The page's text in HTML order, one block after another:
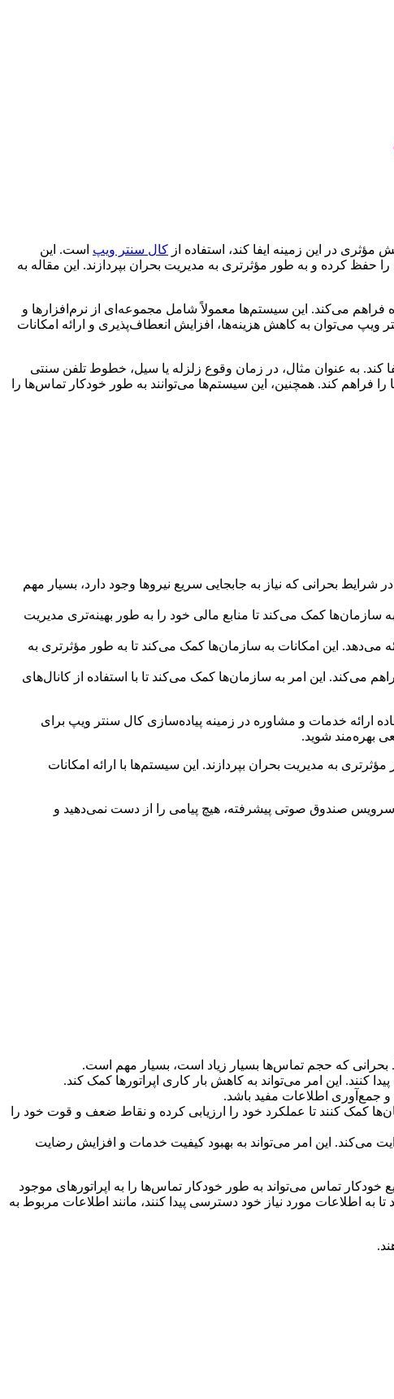
در این زمینه ایفا کند، استفاده از کال سنتر ویپ است. این
حفظ کرده و به طور مؤثرتری به مدیریت بحران بپردازند. این مقاله به
می‌کند. این سیستم‌ها معمولاً شامل مجموعه‌ای از نرم‌افزارها و
ویپ می‌توان به کاهش هزینه‌ها، افزایش انعطاف‌پذیری و ارائه امکانات
کند. به عنوان مثال، در زمان وقوع زلزله یا سیل، خطوط تلفن سنتی
فراهم کند. همچنین، این سیستم‌ها می‌توانند به طور خودکار تماس‌ها را
بحرانی که نیاز به جابجایی سریع نیروها وجود دارد، بسیار مهم
سازمان‌ها کمک می‌کند تا منابع مالی خود را به طور بهینه‌تری مدیریت
می‌دهد. این امکانات به سازمان‌ها کمک می‌کند تا به طور مؤثرتری به
می‌کند. این امر به سازمان‌ها کمک می‌کند تا با استفاده از کانال‌های
ارائه خدمات و مشاوره در زمینه پیاده‌سازی کال سنتر ویپ برای
بهره‌مند شوید.
به مدیریت بحران بپردازند. این سیستم‌ها با ارائه امکانات
سرویس صندوق صوتی پیشرفته، هیچ پیامی را از دست نمی‌دهید و
بحرانی که حجم تماس‌ها بسیار زیاد است، بسیار مهم است.
کنند. این امر می‌تواند به کاهش بار کاری اپراتورها کمک کند.
و جمع‌آوری اطلاعات مفید باشد.
کمک کنند تا عملکرد خود را ارزیابی کرده و نقاط ضعف و قوت خود را
می‌کند. این امر می‌تواند به بهبود کیفیت خدمات و افزایش رضایت
خودکار تماس می‌تواند به طور خودکار تماس‌ها را به اپراتورهای موجود
به اطلاعات مورد نیاز خود دسترسی پیدا کنند، مانند اطلاعات مربوط به